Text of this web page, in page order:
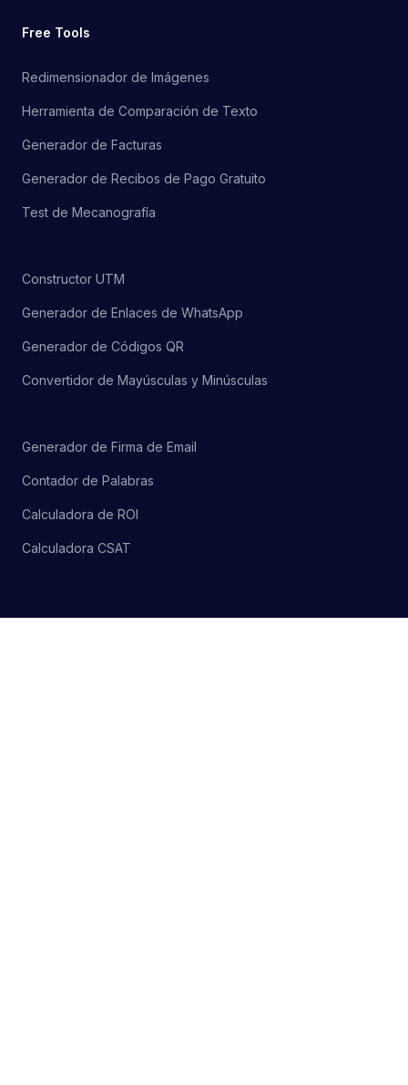
Free Tools
Redimensionador de Imágenes
Herramienta de Comparación de Texto
Generador de Facturas
Generador de Recibos de Pago Gratuito
Test de Mecanografía
Constructor UTM
Generador de Enlaces de WhatsApp
Generador de Códigos QR
Convertidor de Mayúsculas y Minúsculas
Generador de Firma de Email
Contador de Palabras
Calculadora de ROI
Calculadora CSAT